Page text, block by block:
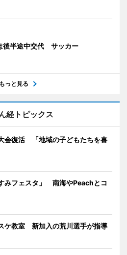
後半途中交代 サッカー
もっと見る
経トピックス
会復活 「地域の子どもたちを喜
みフェスタ」 南海やPeachとコ
ケ教室 新加入の荒川選手が指導